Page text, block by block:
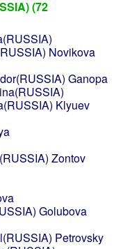
(72
Novikova
Ganopa
Klyuev
Zontov
Golubova
Petrovsky